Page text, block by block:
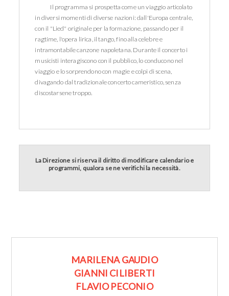
Il programma si prospetta come un viaggio articolato
in diversi momenti di diverse nazioni: dall'Europa centrale,
con il "Lied" originale per la formazione, passando per il
ragtime, l'opera lirica, il tango, fino alla celebre e
intramontabile canzone napoletana. Durante il concerto i
musicisti interagiscono con il pubblico, lo conducono nel
viaggio e lo sorprendono con magie e colpi di scena,
divagando dal tradizionale concerto cameristico, senza
discostarsene troppo.
La Direzione si riserva il diritto di modificare calendario e
programmi, qualora se ne verifichi la necessità.
MARILENA GAUDIO
GIANNI CILIBERTI
FLAVIO PECONIO